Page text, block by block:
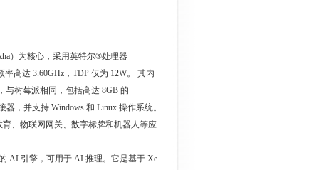
）为核心，采用英特尔®处理器
高达 3.60GHz，TDP 仅为 12W。 其内
与树莓派相同，包括高达 8GB 的
，并支持 Windows 和 Linux 操作系统。
、物联网网关、数字标牌和机器人等应
AI 引擎，可用于 AI 推理。它是基于 Xe